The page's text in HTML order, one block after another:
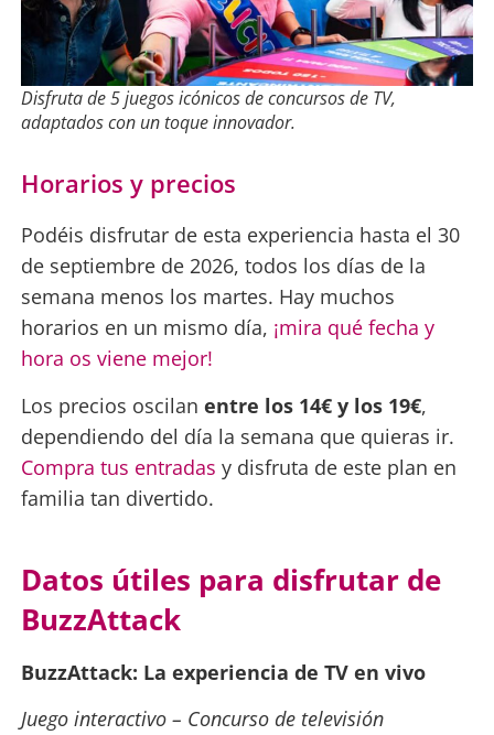
Disfruta de 5 juegos icónicos de concursos de TV,
adaptados con un toque innovador.
Horarios y precios
Podéis disfrutar de esta experiencia hasta el 30
de septiembre de 2026, todos los días de la
semana menos los martes. Hay muchos
horarios en un mismo día, ¡mira qué fecha y
hora os viene mejor!
Los precios oscilan entre los 14€ y los 19€,
dependiendo del día la semana que quieras ir.
Compra tus entradas y disfruta de este plan en
familia tan divertido.
Datos útiles para disfrutar de
BuzzAttack
BuzzAttack: La experiencia de TV en vivo
Juego interactivo – Concurso de televisión